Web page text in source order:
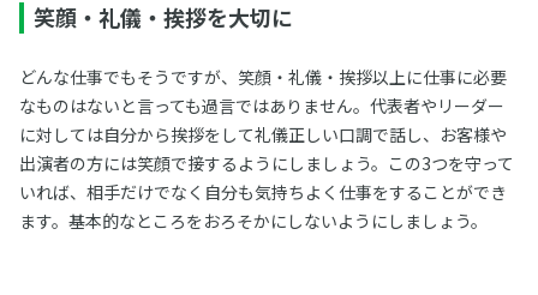
笑顔・礼儀・挨拶を大切に
どんな仕事でもそうですが、笑顔・礼儀・挨拶以上に仕事に必要
なものはないと言っても過言ではありません。代表者やリーダー
に対しては自分から挨拶をして礼儀正しい口調で話し、お客様や
出演者の方には笑顔で接するようにしましょう。この3つを守って
いれば、相手だけでなく自分も気持ちよく仕事をすることができ
ます。基本的なところをおろそかにしないようにしましょう。